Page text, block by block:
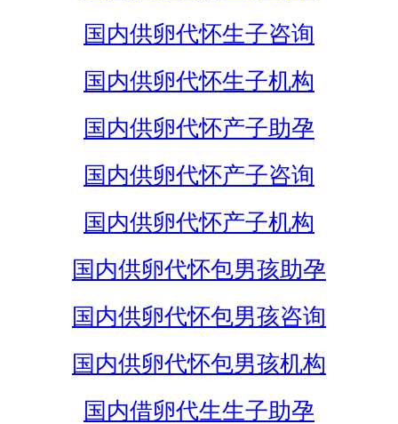
国内供卵代怀生子咨询
国内供卵代怀生子机构
国内供卵代怀产子助孕
国内供卵代怀产子咨询
国内供卵代怀产子机构
国内供卵代怀包男孩助孕
国内供卵代怀包男孩咨询
国内供卵代怀包男孩机构
国内借卵代生生子助孕